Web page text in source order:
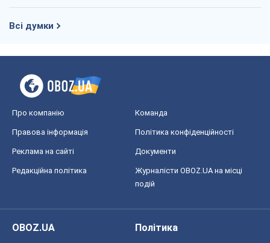
Всі думки
Про компанію Команда
Правова інформація Політика конфіденційності
Реклама на сайті Документи
Редакційна політика
Журналісти OBOZ.UA на місці
подій
OBOZ.UA
Політика